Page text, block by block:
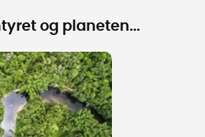
og planeten...